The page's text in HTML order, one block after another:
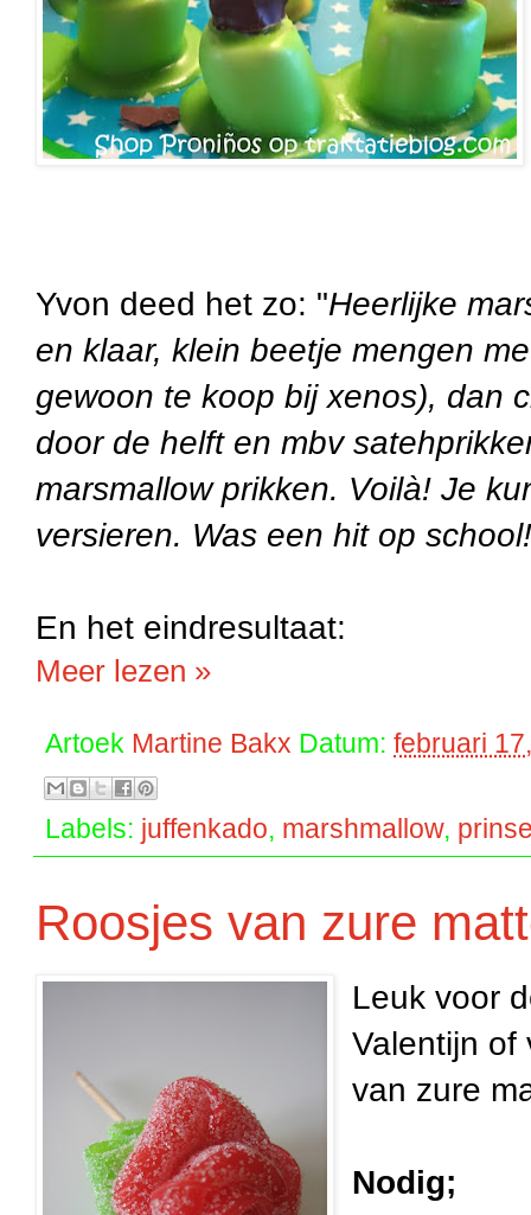
Yvon deed het zo: "Heerlijke
en klaar, klein beetje mengen
gewoon te koop bij xenos), dan
door de helft en mbv
marsmallow prikken. Voilà! Je
versieren. Was een hit op school!
En het eindresultaat:
Meer lezen »
Artoek Martine Bakx Datum: februari
Labels: juffenkado, marshmallow,
Roosjes van zure
Leuk voor
Valentijn of
van zure
Nodig;